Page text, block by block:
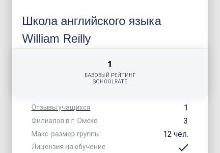
Школа английского языка
William Reilly
Отзывы учащихся 1
Филиалов в г. Омске 3
Макс. размер группы 12 чел.
Лицензия на обучение
1
БАЗОВЫЙ РЕЙТИНГ
SCHOOLRATE